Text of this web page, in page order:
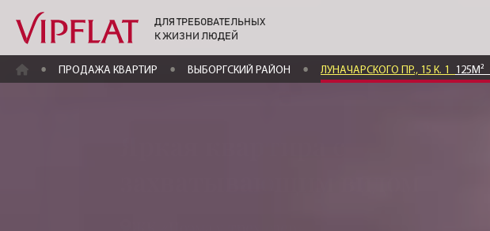
ДЛЯ ТРЕБОВАТЕЛЬНЫХ
К ЖИЗНИ ЛЮДЕЙ
ГЛАВНАЯПРОДАЖА КВАРТИР ВЫБОРГСКИЙ РАЙОН ЛУНАЧАРСКОГО ПР., 15 К. 1 125М²